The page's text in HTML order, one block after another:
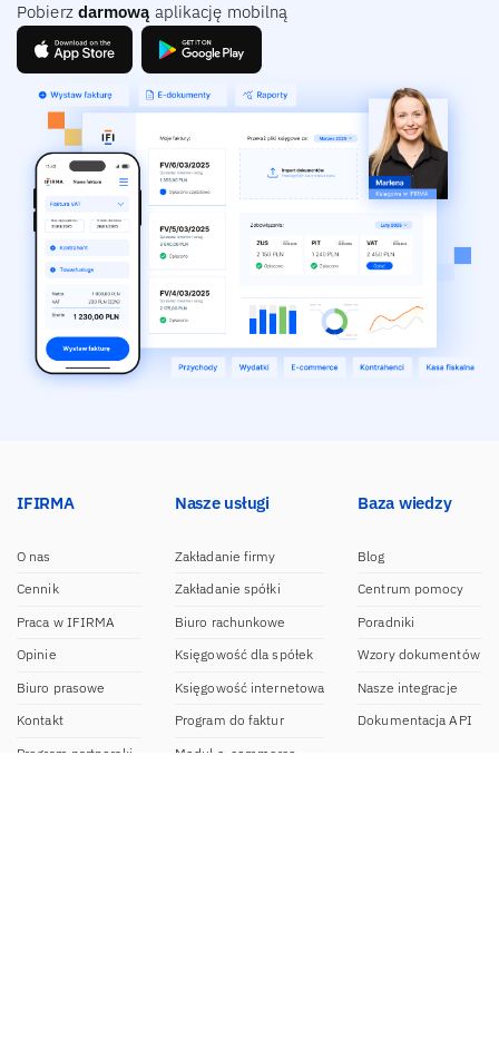
Pobierz darmową aplikację mobilną
IFIRMA
O nas
Cennik
Praca w IFIRMA
Opinie
Biuro prasowe
Kontakt
Program partnerski
Nasze usługi
Zakładanie firmy
Zakładanie spółki
Biuro rachunkowe
Księgowość dla spółek
Księgowość internetowa
Program do faktur
Moduł e-commerce
Baza wiedzy
Blog
Centrum pomocy
Poradniki
Wzory dokumentów
Nasze integracje
Dokumentacja API